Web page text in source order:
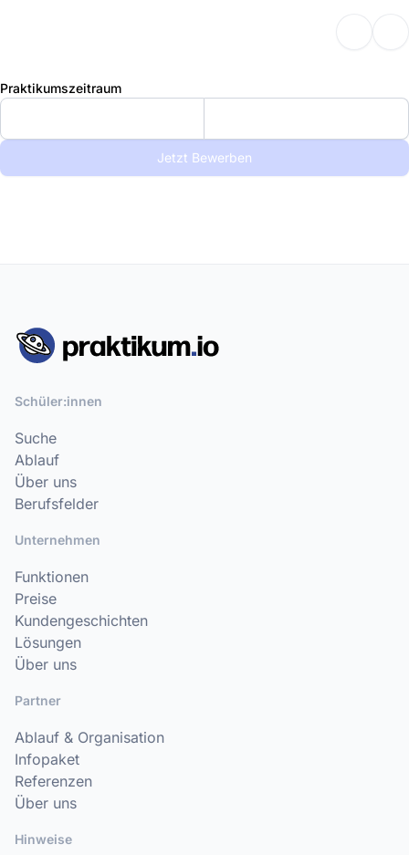
Praktikumszeitraum
Jetzt Bewerben
Schüler:innen
Suche
Ablauf
Über uns
Berufsfelder
Unternehmen
Funktionen
Preise
Kundengeschichten
Lösungen
Über uns
Partner
Ablauf & Organisation
Infopaket
Referenzen
Über uns
Hinweise